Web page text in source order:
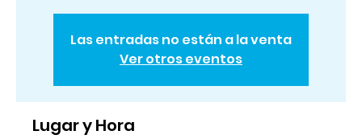
Las entradas no están a la venta
Ver otros eventos
Lugar y Hora